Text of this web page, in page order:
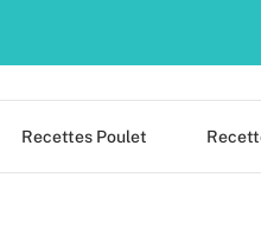
Recettes Poulet